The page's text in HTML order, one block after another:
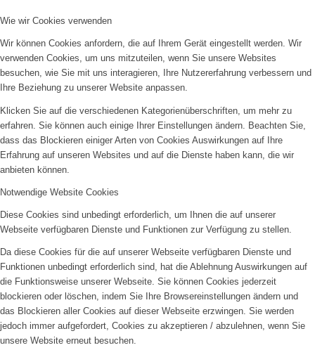
Wie wir Cookies verwenden
Wir können Cookies anfordern, die auf Ihrem Gerät eingestellt werden. Wir
verwenden Cookies, um uns mitzuteilen, wenn Sie unsere Websites
besuchen, wie Sie mit uns interagieren, Ihre Nutzererfahrung verbessern und
Ihre Beziehung zu unserer Website anpassen.
Klicken Sie auf die verschiedenen Kategorienüberschriften, um mehr zu
erfahren. Sie können auch einige Ihrer Einstellungen ändern. Beachten Sie,
dass das Blockieren einiger Arten von Cookies Auswirkungen auf Ihre
Erfahrung auf unseren Websites und auf die Dienste haben kann, die wir
anbieten können.
Notwendige Website Cookies
Diese Cookies sind unbedingt erforderlich, um Ihnen die auf unserer
Webseite verfügbaren Dienste und Funktionen zur Verfügung zu stellen.
Da diese Cookies für die auf unserer Webseite verfügbaren Dienste und
Funktionen unbedingt erforderlich sind, hat die Ablehnung Auswirkungen auf
die Funktionsweise unserer Webseite. Sie können Cookies jederzeit
blockieren oder löschen, indem Sie Ihre Browsereinstellungen ändern und
das Blockieren aller Cookies auf dieser Webseite erzwingen. Sie werden
jedoch immer aufgefordert, Cookies zu akzeptieren / abzulehnen, wenn Sie
unsere Website erneut besuchen.